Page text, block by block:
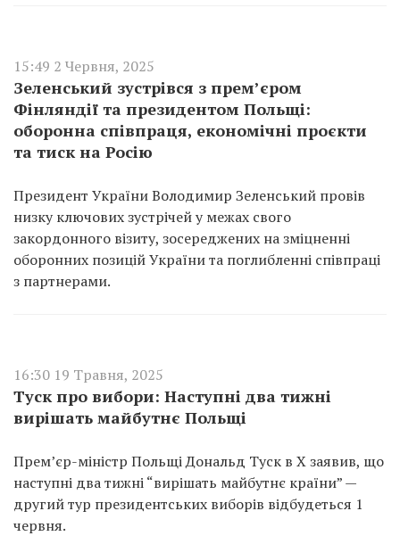
15:49 2 Червня, 2025
Зеленський зустрівся з прем’єром
Фінляндії та президентом Польщі:
оборонна співпраця, економічні проєкти
та тиск на Росію
Президент України Володимир Зеленський провів
низку ключових зустрічей у межах свого
закордонного візиту, зосереджених на зміцненні
оборонних позицій України та поглибленні співпраці
з партнерами.
16:30 19 Травня, 2025
Туск про вибори: Наступні два тижні
вирішать майбутнє Польщі
Прем’єр-міністр Польщі Дональд Туск в Х заявив, що
наступні два тижні “вирішать майбутнє країни” —
другий тур президентських виборів відбудеться 1
червня.